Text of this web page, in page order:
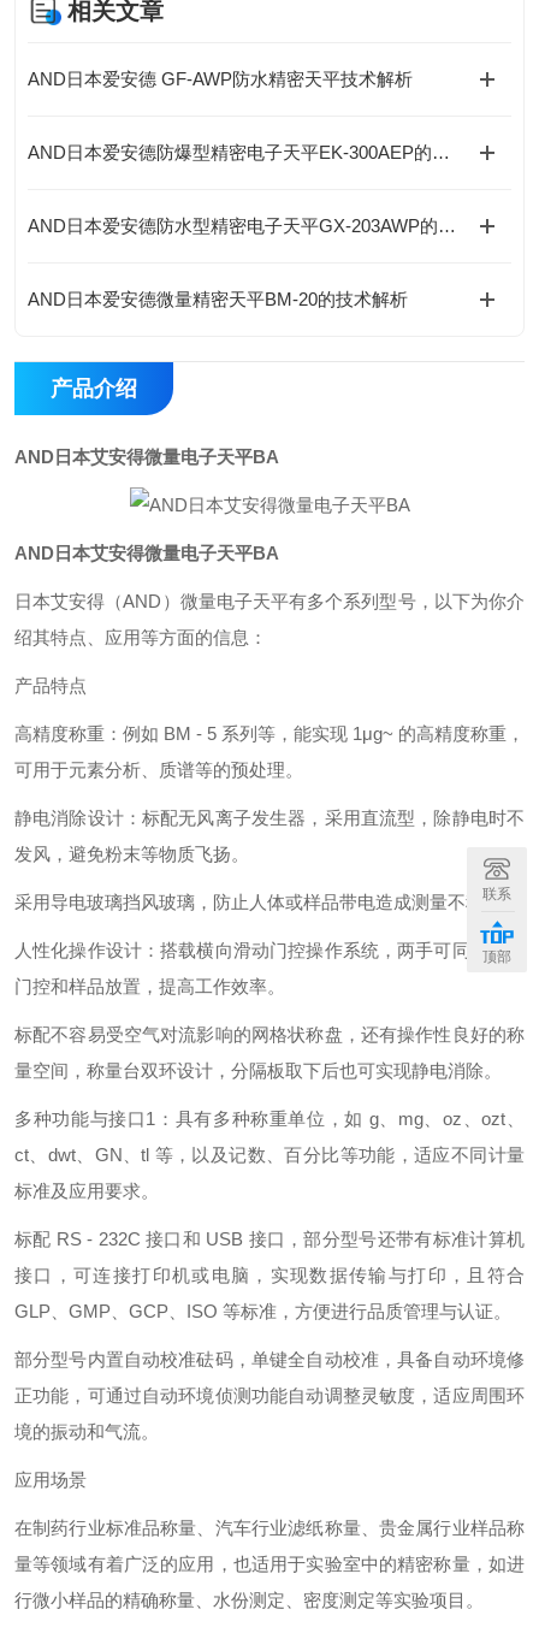
相关文章
AND日本爱安德 GF-AWP防水精密天平技术解析
AND日本爱安德防爆型精密电子天平EK-300AEP的核心优势
AND日本爱安德防水型精密电子天平GX-203AWP的使用方法
AND日本爱安德微量精密天平BM-20的技术解析
产品介绍
AND日本艾安得微量电子天平BA
AND日本艾安得微量电子天平BA
日本艾安得（AND）微量电子天平有多个系列型号，以下为你介
绍其特点、应用等方面的信息：
产品特点
高精度称重：例如 BM - 5 系列等，能实现 1μg~ 的高精度称重，
可用于元素分析、质谱等的预处理。
静电消除设计：标配无风离子发生器，采用直流型，除静电时不
发风，避免粉末等物质飞扬。
采用导电玻璃挡风玻璃，防止人体或样品带电造成测量不稳定。
人性化操作设计：搭载横向滑动门控操作系统，两手可同时完成
门控和样品放置，提高工作效率。
标配不容易受空气对流影响的网格状称盘，还有操作性良好的称
量空间，称量台双环设计，分隔板取下后也可实现静电消除。
多种功能与接口1：具有多种称重单位，如 g、mg、oz、ozt、
ct、dwt、GN、tl 等，以及记数、百分比等功能，适应不同计量
标准及应用要求。
标配 RS - 232C 接口和 USB 接口，部分型号还带有标准计算机
接口，可连接打印机或电脑，实现数据传输与打印，且符合
GLP、GMP、GCP、ISO 等标准，方便进行品质管理与认证。
部分型号内置自动校准砝码，单键全自动校准，具备自动环境修
正功能，可通过自动环境侦测功能自动调整灵敏度，适应周围环
境的振动和气流。
应用场景
在制药行业标准品称量、汽车行业滤纸称量、贵金属行业样品称
量等领域有着广泛的应用，也适用于实验室中的精密称量，如进
行微小样品的精确称量、水份测定、密度测定等实验项目。
联系
顶部